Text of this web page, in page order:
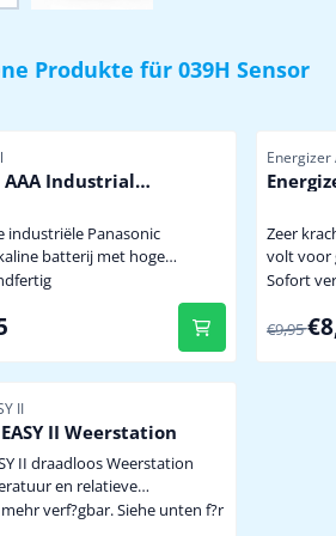
Produkte für 039H Sensor
AAA Industrial
industriële Panasonic
batterij met hoge
minder vaak batterijen
1,25
Energizer
Zeer
volt voor gebruik onder extreem zware
een
batterij
Sofort
Von
€9,95
II
II Weerstation
II draadloos Weerstation
en relatieve
buitentemperatuur
d.m.v.
verf?gbar. Siehe unten f?r